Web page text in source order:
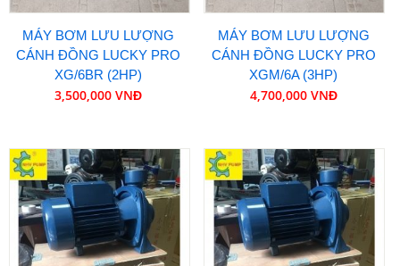
MÁY BƠM LƯU LƯỢNG
CÁNH ĐỒNG LUCKY PRO
XG/6BR (2HP)
3,500,000 VNĐ
MÁY BƠM LƯU LƯỢNG
CÁNH ĐỒNG LUCKY PRO
XGM/6A (3HP)
4,700,000 VNĐ